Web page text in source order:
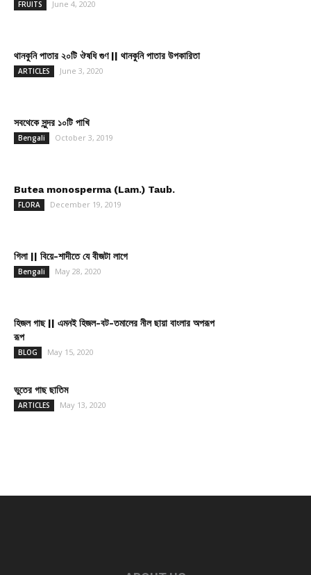
FRUITS June 4, 2020
থানকুনি পাতার ২০টি ঔষধি গুণ || থানকুনি পাতার উপকারিতা
ARTICLES June 3, 2020
সবথেকে সুন্দর ১০টি পাখি
Bengali October 3, 2019
Butea monosperma (Lam.) Taub.
FLORA December 19, 2019
গিলা || বিয়ে-শাদীতে যে বীজটা লাগে
Bengali May 28, 2020
হিজল গাছ || এমনই হিজল-বট-তমালের নীল ছায়া বাংলার অপরূপ
রূপ
BLOG May 15, 2020
ভুতের গাছ ছাতিম
ARTICLES May 13, 2020